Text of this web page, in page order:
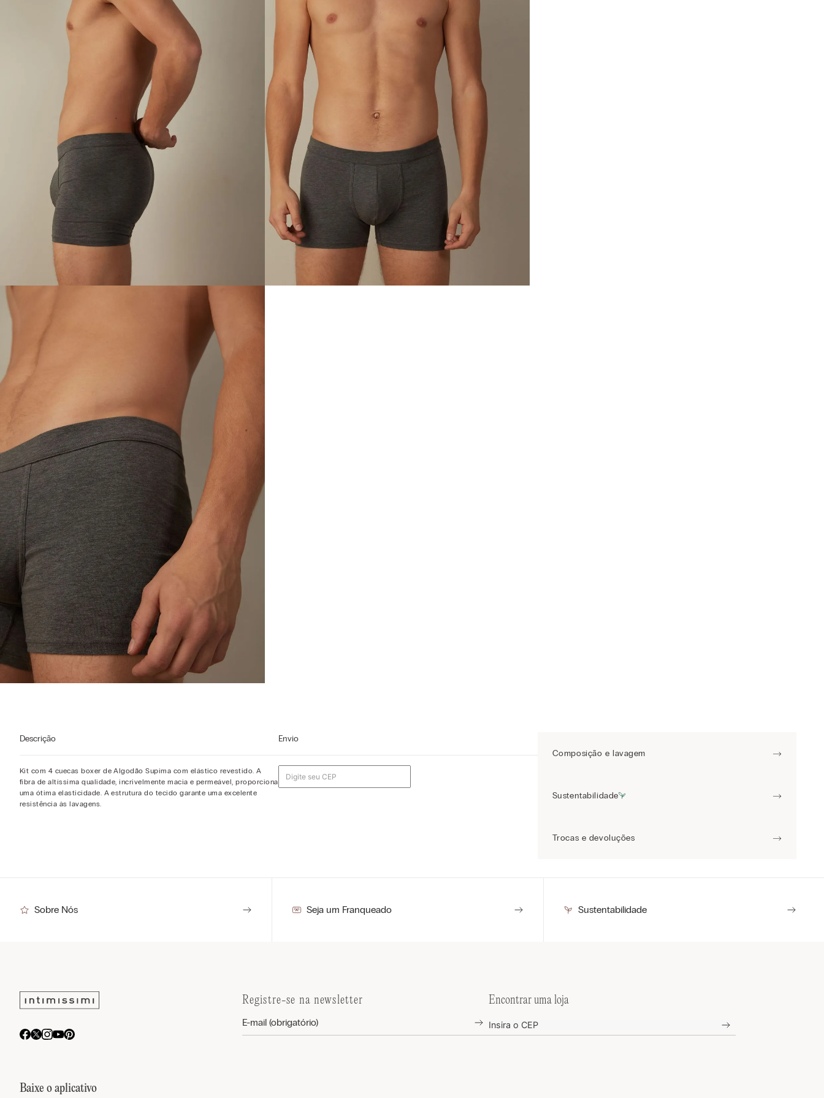
Descrição
Kit com 4 cuecas boxer de Algodão Supima com elástico revestido. A
fibra de altíssima qualidade, incrivelmente macia e permeável, proporciona
uma ótima elasticidade. A estrutura do tecido garante uma excelente
resistência às lavagens.
Envio
Composição e lavagem
Sustentabilidade
Trocas e devoluções
Sobre Nós Seja um Franqueado Sustentabilidade
Baixe o aplicativo
Registre-se na newsletter Encontrar uma loja